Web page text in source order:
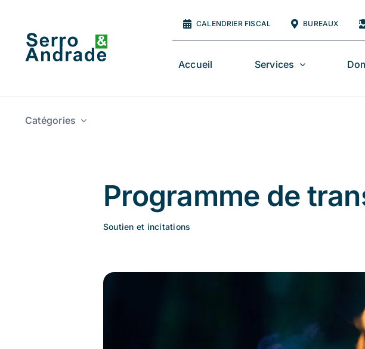
content
CALENDRIER FISCAL BUREAUX
Accueil Services
Catégories
Programme de
Soutien et incitations